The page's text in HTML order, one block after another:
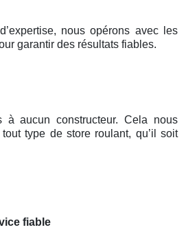
nous opérons avec les
garantir des résultats fiables.
à aucun constructeur. Cela nous
tout type de store roulant, qu’il soit
fiable